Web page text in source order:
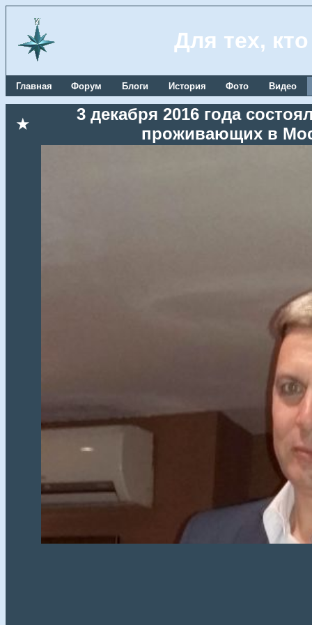
Для тех,
Главная Форум Блоги История Фото Видео
★
3 декабря 2016 года
проживающих в